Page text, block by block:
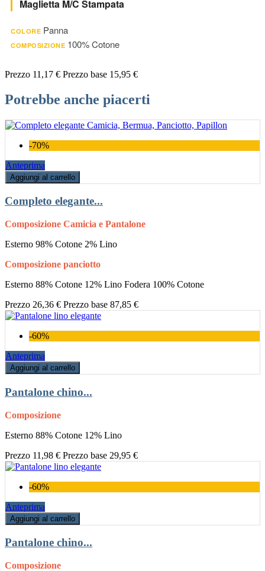
Maglietta M/c Stampata
COLORE Panna
COMPOSIZIONE 100% Cotone
Prezzo 11,17 € Prezzo base 15,95 €
Potrebbe anche piacerti
-70%
Anteprima
Aggiungi al carrello
Completo elegante...
Composizione Camicia e Pantalone
Esterno 98% Cotone 2% Lino
Composizione panciotto
Esterno 88% Cotone 12% Lino Fodera 100% Cotone
Prezzo 26,36 € Prezzo base 87,85 €
-60%
Anteprima
Aggiungi al carrello
Pantalone chino...
Composizione
Esterno 88% Cotone 12% Lino
Prezzo 11,98 € Prezzo base 29,95 €
-60%
Anteprima
Aggiungi al carrello
Pantalone chino...
Composizione